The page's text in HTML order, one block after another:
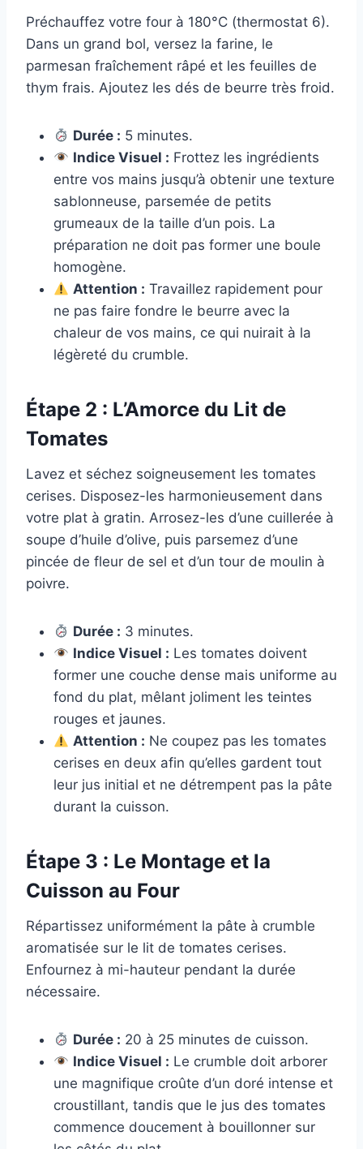
Préchauffez votre four à 180°C (thermostat 6).
Dans un grand bol, versez la farine, le
parmesan fraîchement râpé et les feuilles de
thym frais. Ajoutez les dés de beurre très froid.
Durée : 5 minutes.
Indice Visuel : Frottez les ingrédients
entre vos mains jusqu’à obtenir une texture
sablonneuse, parsemée de petits
grumeaux de la taille d’un pois. La
préparation ne doit pas former une boule
homogène.
Attention : Travaillez rapidement pour
ne pas faire fondre le beurre avec la
chaleur de vos mains, ce qui nuirait à la
légèreté du crumble.
Étape 2 : L’Amorce du Lit de
Tomates
Lavez et séchez soigneusement les tomates
cerises. Disposez-les harmonieusement dans
votre plat à gratin. Arrosez-les d’une cuillerée à
soupe d’huile d’olive, puis parsemez d’une
pincée de fleur de sel et d’un tour de moulin à
poivre.
Durée : 3 minutes.
Indice Visuel : Les tomates doivent
former une couche dense mais uniforme au
fond du plat, mêlant joliment les teintes
rouges et jaunes.
Attention : Ne coupez pas les tomates
cerises en deux afin qu’elles gardent tout
leur jus initial et ne détrempent pas la pâte
durant la cuisson.
Étape 3 : Le Montage et la
Cuisson au Four
Répartissez uniformément la pâte à crumble
aromatisée sur le lit de tomates cerises.
Enfournez à mi-hauteur pendant la durée
nécessaire.
Durée : 20 à 25 minutes de cuisson.
Indice Visuel : Le crumble doit arborer
une magnifique croûte d’un doré intense et
croustillant, tandis que le jus des tomates
commence doucement à bouillonner sur